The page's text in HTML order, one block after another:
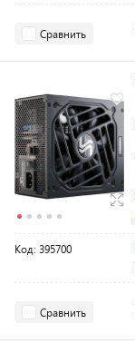
Сравнить
Код: 395700
Сравнить